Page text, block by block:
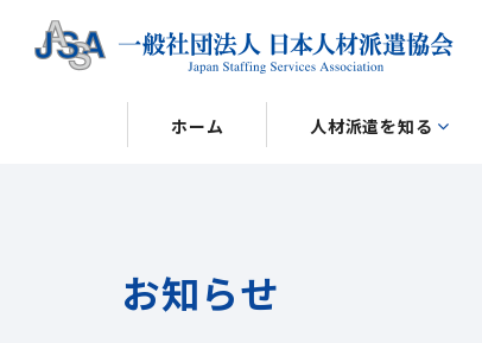
ホーム 人材派遣を知る
お知らせ